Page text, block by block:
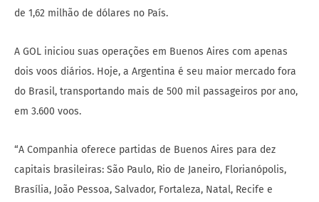
de 1,62 milhão de dólares no País.
A GOL iniciou suas operações em Buenos Aires com apenas
dois voos diários. Hoje, a Argentina é seu maior mercado fora
do Brasil, transportando mais de 500 mil passageiros por ano,
em 3.600 voos.
“A Companhia oferece partidas de Buenos Aires para dez
capitais brasileiras: São Paulo, Rio de Janeiro, Florianópolis,
Brasília, João Pessoa, Salvador, Fortaleza, Natal, Recife e